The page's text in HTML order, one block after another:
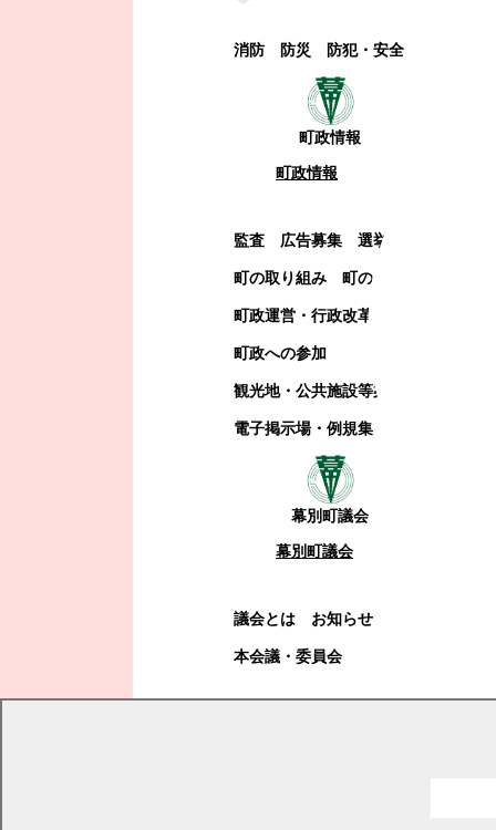
消防 防災 防犯・安全
町政情報
町政情報
監査 広告募集
選挙
町の取り組み
町の概要
町政運営・行政改革
町政への参加
観光地・公共施設等案内
電子掲示場・例規集
幕別町議会
幕別町議会
議会とは
お知らせ
本会議・委員会